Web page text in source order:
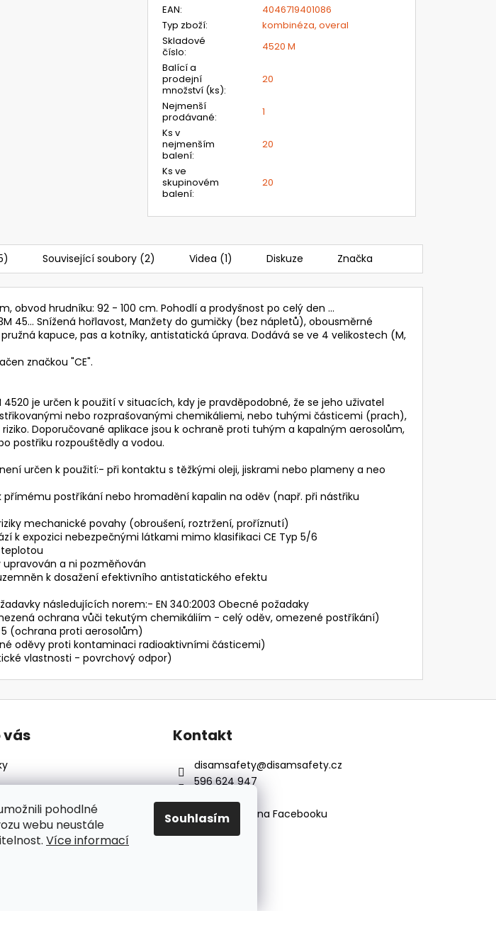
pohodlné
webu neustále
Více informací
Souhlasím
EAN:
4046719401086
Typ zboží:
kombinéza, overal
Skladové
číslo:
4520 M
Balící a
prodejní
množství (ks):
20
Nejmenší
prodávané:
1
Ks v
nejmenším
balení:
20
Ks ve
skupinovém
balení:
20
Související soubory (2) Videa (1) Diskuze Značka
obvod hrudníku: 92 - 100 cm. Pohodlí a prodyšnost po celý den ...
45... Snížená hořlavost, Manžety do gumičky (bez nápletů), obousměrné
kapuce, pas a kotníky, antistatická úprava. Dodává se ve 4 velikostech (M,
značkou "CE".
je určen k použití v situacích, kdy je pravděpodobné, že se jeho uživatel
nebo rozprašovanými chemikáliemi, nebo tuhými částicemi (prach),
Doporučované aplikace jsou k ochraně proti tuhým a kapalným aerosolům,
postřiku rozpouštědly a vodou.
určen k použití:- při kontaktu s těžkými oleji, jiskrami nebo plameny a neo
postříkání nebo hromadění kapalin na oděv (např. při nástřiku
mechanické povahy (obroušení, roztržení, proříznutí)
k expozici nebezpečnými látkami mimo klasifikaci CE Typ 5/6
a ni pozměňován
k dosažení efektivního antistatického efektu
následujících norem:- EN 340:2003 Obecné požadaky
ochrana vůči tekutým chemikáliím - celý oděv, omezené postříkání)
5 (ochrana proti aerosolům)
oděvy proti kontaminaci radioaktivními částicemi)
vlastnosti - povrchový odpor)
vás Kontakt
disamsafety@disamsafety.cz
596 624 947
Sledujte nás na Facebooku